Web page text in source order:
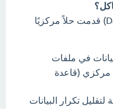
قواعد البيانات (Database Approach) قدمت حلاً مركزيًا
في ملفات
مركزي (قاعدة
تكرار البيانات